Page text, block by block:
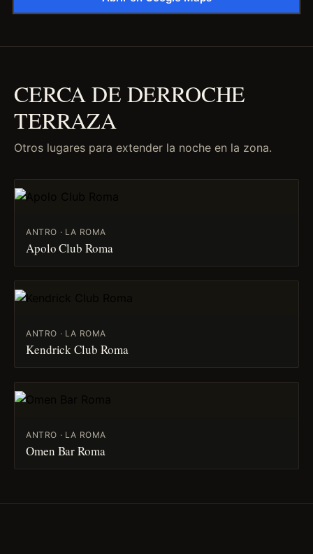
CERCA DE DERROCHE
TERRAZA
Otros lugares para extender la noche en la zona.
ANTRO · LA ROMA
Apolo Club Roma
ANTRO · LA ROMA
Kendrick Club Roma
ANTRO · LA ROMA
Omen Bar Roma